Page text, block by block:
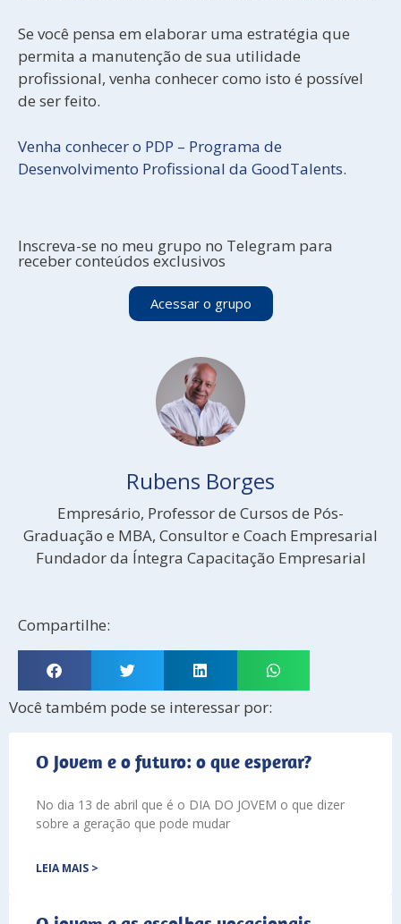
Se você pensa em elaborar uma estratégia que
permita a manutenção de sua utilidade
profissional, venha conhecer como isto é possível
de ser feito.
Venha conhecer o PDP – Programa de
Desenvolvimento Profissional da GoodTalents.
Inscreva-se no meu grupo no Telegram para
receber conteúdos exclusivos
Acessar o grupo
Rubens Borges
Empresário, Professor de Cursos de Pós-
Graduação e MBA, Consultor e Coach Empresarial
Fundador da Íntegra Capacitação Empresarial
Compartilhe:
Você também pode se interessar por:
O Jovem e o futuro: o que esperar?
No dia 13 de abril que é o DIA DO JOVEM o que dizer
sobre a geração que pode mudar
LEIA MAIS >